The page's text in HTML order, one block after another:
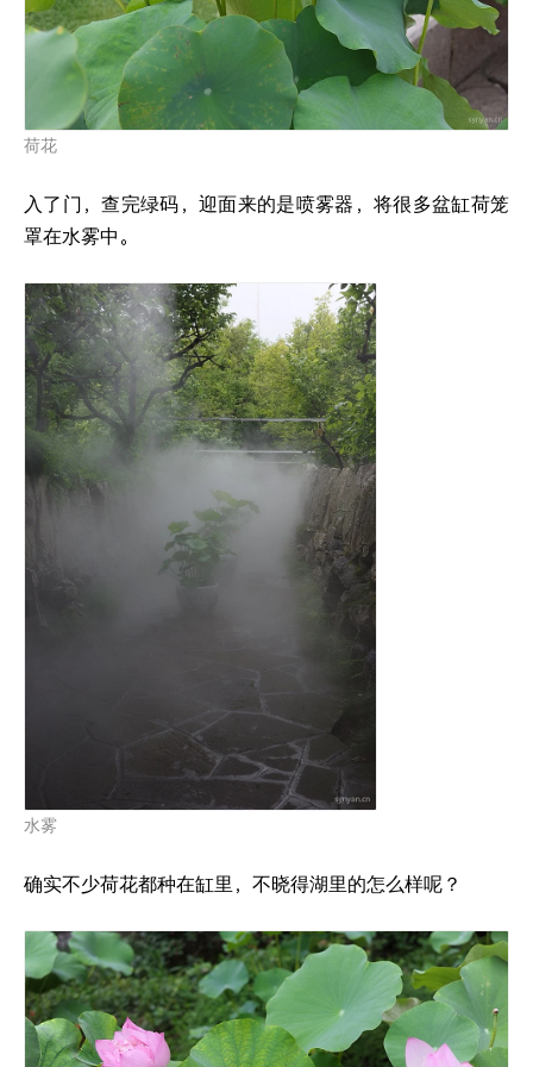
荷花
入了门，查完绿码，迎面来的是喷雾器，将很多盆缸荷笼
罩在水雾中。
水雾
确实不少荷花都种在缸里，不晓得湖里的怎么样呢？